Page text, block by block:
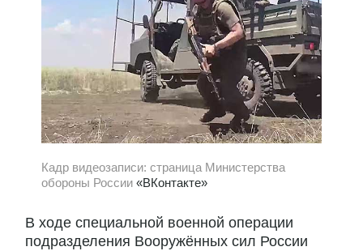
Кадр видеозаписи: страница Министерства
обороны России «ВКонтакте»
В ходе специальной военной операции
подразделения Вооружённых сил России